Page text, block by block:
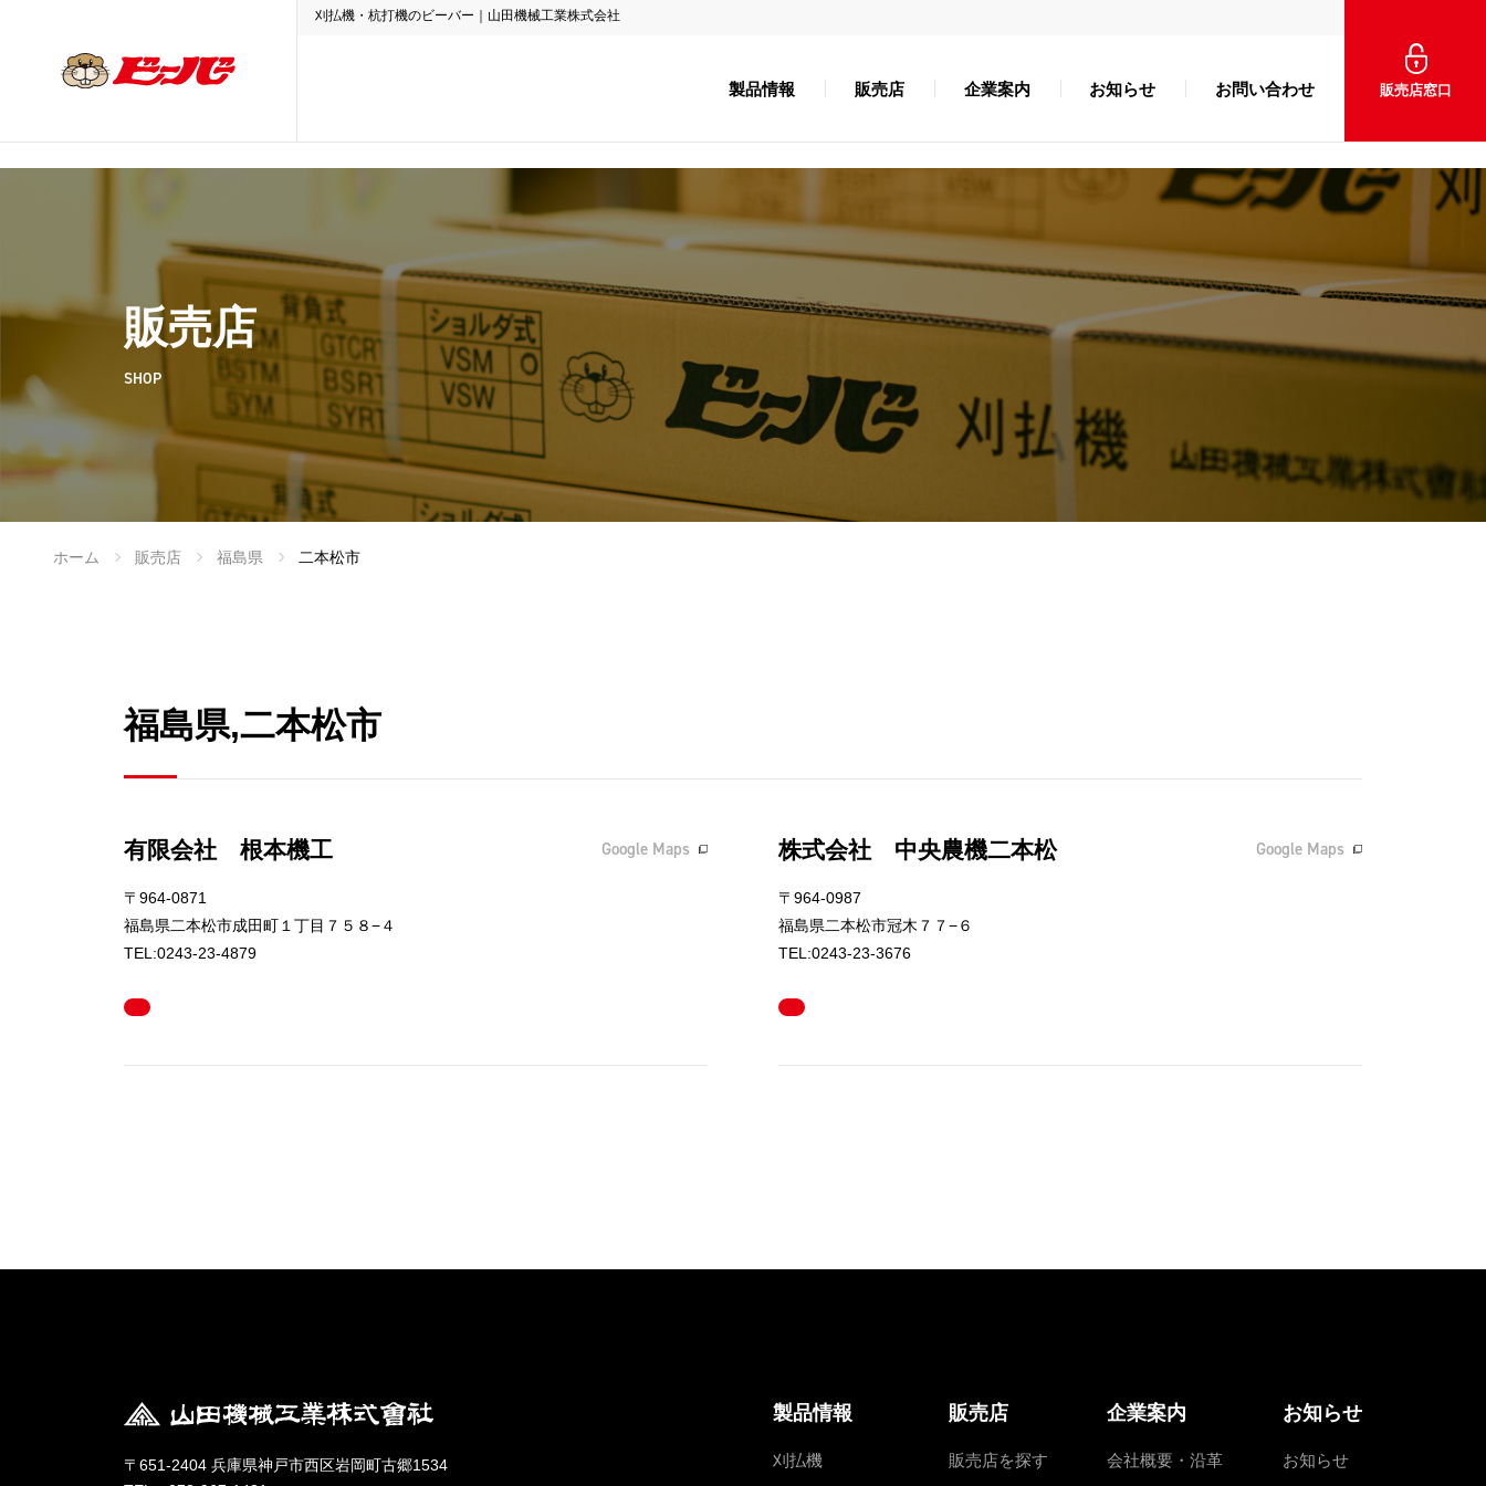
刈払機・杭打機のビーバー｜山田機械工業株式会社
製品情報 販売店 企業案内 お知らせ お問い合わせ 販売店窓口
販売店
SHOP
ホーム 販売店 福島県 二本松市
福島県,二本松市
有限会社 根本機工 Google Maps
〒964-0871
福島県二本松市成田町１丁目７５８−４
TEL:0243-23-4879
株式会社 中央農機二本松 Google Maps
〒964-0987
福島県二本松市冠木７７−６
TEL:0243-23-3676
〒651-2404 兵庫県神戸市西区岩岡町古郷1534
製品情報
刈払機
販売店
販売店を探す
企業案内
会社概要・沿革
お知らせ
お知らせ